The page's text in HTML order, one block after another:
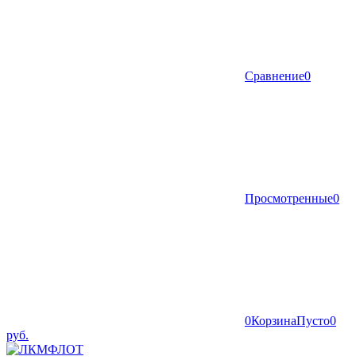
Сравнение0
Просмотренные0
0КорзинаПусто0
руб.